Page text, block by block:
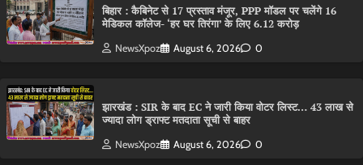
बिहार : कैबिनेट से 17 प्रस्ताव मंजूर, PPP मॉडल पर चलेंगे 16
मेडिकल कॉलेज- ‘हर घर तिरंगा’ के लिए 6.12 करोड़
NewsXpoz August 6, 2026 0
झारखंड : SIR के बाद EC ने जारी किया वोटर लिस्ट… 43 लाख से
ज्यादा लोग ड्राफ्ट मतदाता सूची से बाहर
NewsXpoz August 6, 2026 0